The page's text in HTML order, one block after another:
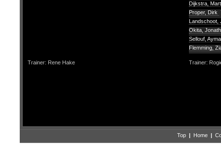
Dijkstra,
Proper, Dirk
Landschoot,
Okita,
Sellouf,
Flemming,
Trainer: Rene Hake Trainer:
Top | Home |